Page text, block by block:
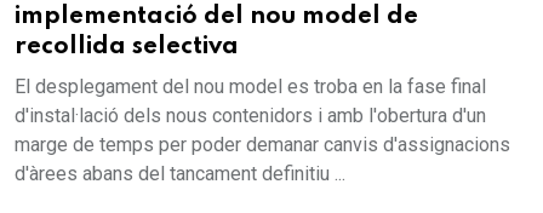
implementació del nou model de
recollida selectiva
El desplegament del nou model es troba en la fase final
d'instal·lació dels nous contenidors i amb l'obertura d'un
marge de temps per poder demanar canvis d'assignacions
d'àrees abans del tancament definitiu ...